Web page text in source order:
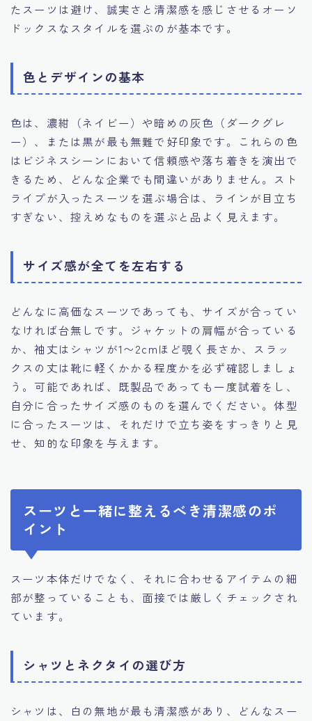
たスーツは避け、誠実さと清潔感を感じさせるオーソ
ドックスなスタイルを選ぶのが基本です。
色とデザインの基本
色は、濃紺（ネイビー）や暗めの灰色（ダークグレ
ー）、または黒が最も無難で好印象です。これらの色
はビジネスシーンにおいて信頼感や落ち着きを演出で
きるため、どんな企業でも間違いがありません。スト
ライプが入ったスーツを選ぶ場合は、ラインが目立ち
すぎない、控えめなものを選ぶと品よく見えます。
サイズ感が全てを左右する
どんなに高価なスーツであっても、サイズが合ってい
なければ台無しです。ジャケットの肩幅が合っている
か、袖丈はシャツが1〜2cmほど覗く長さか、スラッ
クスの丈は靴に軽くかかる程度かを必ず確認しましょ
う。可能であれば、既製品であっても一度試着をし、
自分に合ったサイズ感のものを選んでください。体型
に合ったスーツは、それだけで立ち姿をすっきりと見
せ、知的な印象を与えます。
スーツと一緒に整えるべき清潔感のポ
イント
スーツ本体だけでなく、それに合わせるアイテムの細
部が整っていることも、面接では厳しくチェックされ
ています。
シャツとネクタイの選び方
シャツは、白の無地が最も清潔感があり、どんなスー